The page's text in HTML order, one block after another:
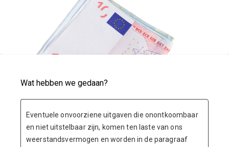
Wat hebben we gedaan?
Eventuele onvoorziene uitgaven die onontkoombaar
en niet uitstelbaar zijn, komen ten laste van ons
weerstandsvermogen en worden in de paragraaf